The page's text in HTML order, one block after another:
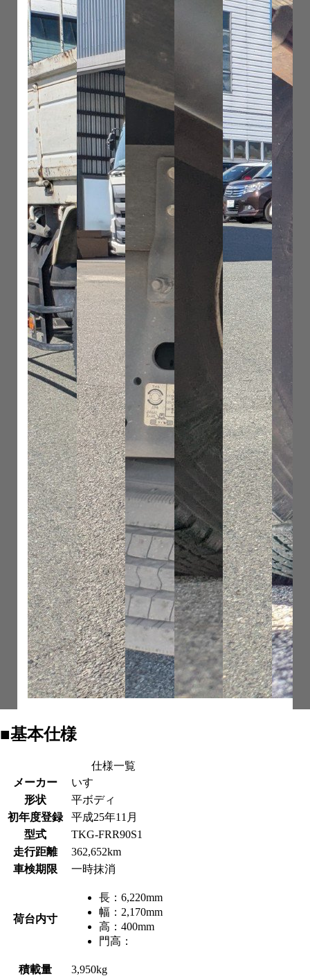
■基本仕様
仕様一覧
メーカー
いすゞ
形状
平ボディ
初年度登録
平成25年11月
型式
TKG-FRR90S1
走行距離
362,652km
車検期限
一時抹消
荷台内寸
長： 6,220mm
幅： 2,170mm
高： 400mm
門高：
積載量
3,950kg